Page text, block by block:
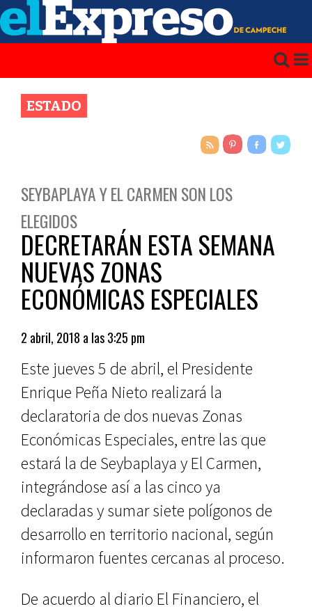
ESTADO
SEYBAPLAYA Y EL CARMEN SON LOS
ELEGIDOS
DECRETARÁN ESTA SEMANA
NUEVAS ZONAS
ECONÓMICAS ESPECIALES
2 abril, 2018 a las 3:25 pm
Este jueves 5 de abril, el Presidente
Enrique Peña Nieto realizará la
declaratoria de dos nuevas Zonas
Económicas Especiales, entre las que
estará la de Seybaplaya y El Carmen,
integrándose así a las cinco ya
declaradas y sumar siete polígonos de
desarrollo en territorio nacional, según
informaron fuentes cercanas al proceso.
De acuerdo al diario El Financiero, el